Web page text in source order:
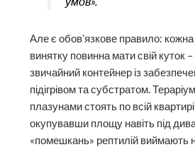
Але є обов’язкове правило:
винятку повинна мати свій куток
звичайний контейнер із
підігрівом та субстратом.
плазунами стоять по всій
окупувавши площу навіть під
«помешкань» рептилій виймають